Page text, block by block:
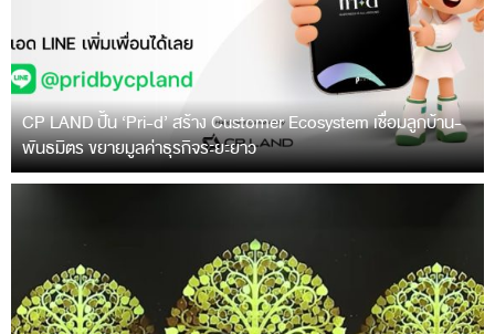
CP LAND ปั้น ‘Pri-d’ สร้าง Customer Ecosystem เชื่อมลูกบ้าน-
พันธมิตร ขยายมูลค่าธุรกิจระยะยาว